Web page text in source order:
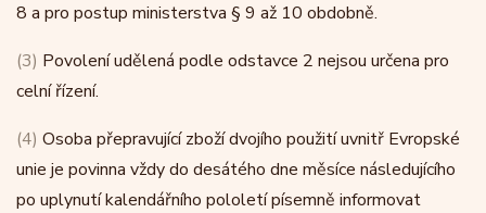
8 a pro postup ministerstva § 9 až 10 obdobně.
(3) Povolení udělená podle odstavce 2 nejsou určena pro
celní řízení.
(4) Osoba přepravující zboží dvojího použití uvnitř Evropské
unie je povinna vždy do desátého dne měsíce následujícího
po uplynutí kalendářního pololetí písemně informovat